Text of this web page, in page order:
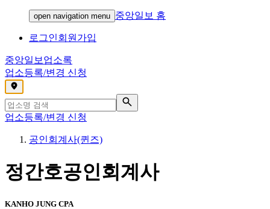
open navigation menu 중앙일보 홈
로그인회원가입
중앙일보 업소록
업소등록/변경 신청
,
업소등록/변경 신청
공인회계사(퀸즈)
정간호공인회계사
KANHO JUNG CPA